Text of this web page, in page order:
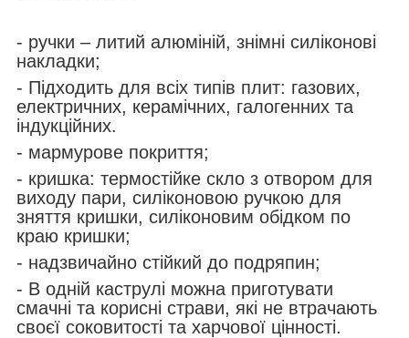
- ручки – литий алюміній, знімні силіконові
накладки;
- Підходить для всіх типів плит: газових,
електричних, керамічних, галогенних та
індукційних.
- мармурове покриття;
- кришка: термостійке скло з отвором для
виходу пари, силіконовою ручкою для
зняття кришки, силіконовим обідком по
краю кришки;
- надзвичайно стійкий до подряпин;
- В одній каструлі можна приготувати
смачні та корисні страви, які не втрачають
своєї соковитості та харчової цінності.